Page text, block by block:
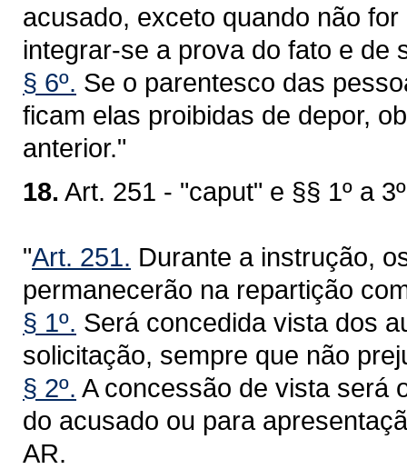
acusado, exceto quando não
integrar-se a prova do fato e de
§ 6º. Se o parentesco das
ficam elas proibidas de depor,
anterior."
18. Art. 251 - "caput" e §§ 1º a
"Art. 251. Durante a instrução,
permanecerão na repartição
§ 1º. Será concedida vista dos
solicitação, sempre que não
§ 2º. A concessão de vista será
do acusado ou para
AR.